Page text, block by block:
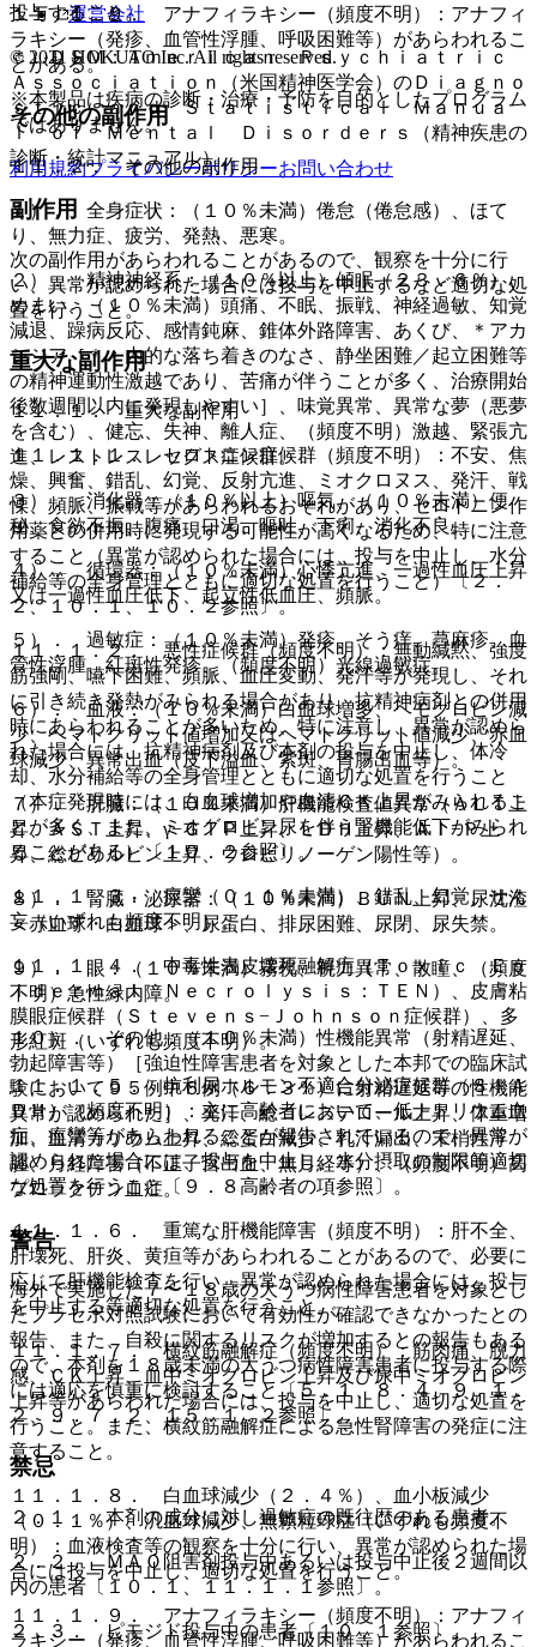
１１．１．９． アナフィラキシー（頻度不明）：アナフィ
ラキシー（発疹、血管性浮腫、呼吸困難等）があらわれるこ
とがある。
その他の副作用
１１．２． その他の副作用
１）． 全身症状：（１０％未満）倦怠（倦怠感）、ほて
り、無力症、疲労、発熱、悪寒。
２）． 精神神経系：（１０％以上）傾眠（２３．６％）、
めまい、（１０％未満）頭痛、不眠、振戦、神経過敏、知覚
減退、躁病反応、感情鈍麻、錐体外路障害、あくび、＊アカ
シジア［＊：内的な落ち着きのなさ、静坐困難／起立困難等
の精神運動性激越であり、苦痛が伴うことが多く、治療開始
後数週間以内に発現しやすい］、味覚異常、異常な夢（悪夢
を含む）、健忘、失神、離人症、（頻度不明）激越、緊張亢
進、レストレスレッグス症候群。
３）． 消化器：（１０％以上）嘔気、（１０％未満）便
秘、食欲不振、腹痛、口渇、嘔吐、下痢、消化不良。
４）． 循環器：（１０％未満）心悸亢進、一過性血圧上昇
又は一過性血圧低下、起立性低血圧、頻脈。
５）． 過敏症：（１０％未満）発疹、そう痒、蕁麻疹、血
管性浮腫、紅斑性発疹、（頻度不明）光線過敏症。
６）． 血液：（１０％未満）白血球増多、ヘモグロビン減
少、ヘマトクリット値増加又はヘマトクリット値減少、赤血
球減少、異常出血（皮下溢血、紫斑、胃腸出血等）。
７）． 肝臓：（１０％未満）肝機能検査値異常（ＡＬＴ上
昇、ＡＳＴ上昇、γ−ＧＴＰ上昇、ＬＤＨ上昇、Ａｌ−Ｐ上
昇、総ビリルビン上昇、ウロビリノーゲン陽性等）。
８）． 腎臓・泌尿器：（１０％未満）ＢＵＮ上昇、尿沈渣
＜赤血球・白血球＞、尿蛋白、排尿困難、尿閉、尿失禁。
９）． 眼：（１０％未満）霧視、視力異常、散瞳、（頻度
不明）急性緑内障。
１０）． その他：（１０％未満）性機能異常（射精遅延、
勃起障害等）［強迫性障害患者を対象とした本邦での臨床試
験において９５例中６例（６．３％）に射精遅延等の性機能
異常が認められた］、発汗、総コレステロール上昇、体重増
加、血清カリウム上昇、総蛋白減少、乳汁漏出、末梢性浮
腫、月経障害（不正子宮出血、無月経等）、（頻度不明）高
プロラクチン血症。
警告
海外で実施した７〜１８歳の大うつ病性障害患者を対象とし
たプラセボ対照試験において有効性が確認できなかったとの
報告、また、自殺に関するリスクが増加するとの報告もある
ので、本剤を１８歳未満の大うつ病性障害患者に投与する際
には適応を慎重に検討すること〔５．１、８．４、９．１．
２、９．７．２、１５．１．２参照〕。
禁忌
２．１． 本剤の成分に対し過敏症の既往歴のある患者。
２．２． ＭＡＯ阻害剤投与中あるいは投与中止後２週間以
内の患者〔１０．１、１１．１．１参照〕。
２．３． ピモジド投与中の患者〔１０．１参照〕。
投与すること。
＊）ＤＳＭ：Ａｍｅｒｉｃａｎ Ｐｓｙｃｈｉａｔｒｉｃ
Ａｓｓｏｃｉａｔｉｏｎ（米国精神医学会）のＤｉａｇｎｏ
ｓｔｉｃ ａｎｄ Ｓｔａｔｉｓｔｉｃａｌ Ｍａｎｕａ
ｌ ｏｆ Ｍｅｎｔａｌ Ｄｉｓｏｒｄｅｒｓ（精神疾患の
診断・統計マニュアル）。
副作用
次の副作用があらわれることがあるので、観察を十分に行
い、異常が認められた場合には投与を中止するなど適切な処
置を行うこと。
重大な副作用
１１．１． 重大な副作用
１１．１．１． セロトニン症候群（頻度不明）：不安、焦
燥、興奮、錯乱、幻覚、反射亢進、ミオクロヌス、発汗、戦
慄、頻脈、振戦等があらわれるおそれがあり、セロトニン作
用薬との併用時に発現する可能性が高くなるため、特に注意
すること（異常が認められた場合には、投与を中止し、水分
補給等の全身管理とともに適切な処置を行うこと）〔２．
２、１０．１、１０．２参照〕。
１１．１．２． 悪性症候群（頻度不明）：無動緘黙、強度
筋強剛、嚥下困難、頻脈、血圧変動、発汗等が発現し、それ
に引き続き発熱がみられる場合があり、抗精神病剤との併用
時にあらわれることが多いため、特に注意し、異常が認めら
れた場合には、抗精神病剤及び本剤の投与を中止し、体冷
却、水分補給等の全身管理とともに適切な処置を行うこと
（本症発現時には、白血球増加や血清ＣＫ上昇がみられるこ
とが多く、また、ミオグロビン尿を伴う腎機能低下がみられ
ることがある）〔１０．２参照〕。
１１．１．３． 痙攣（０．１％未満）、錯乱、幻覚、せん
妄（いずれも頻度不明）。
１１．１．４． 中毒性表皮壊死融解症（Ｔｏｘｉｃ Ｅｐ
ｉｄｅｒｍａｌ Ｎｅｃｒｏｌｙｓｉｓ：ＴＥＮ）、皮膚粘
膜眼症候群（Ｓｔｅｖｅｎｓ−Ｊｏｈｎｓｏｎ症候群）、多
形紅斑（いずれも頻度不明）。
１１．１．５． 抗利尿ホルモン不適合分泌症候群（ＳＩＡ
ＤＨ）（頻度不明）：主に高齢者において、低ナトリウム血
症、痙攣等があらわれることが報告されているので、異常が
認められた場合には、投与を中止し、水分摂取の制限等適切
な処置を行うこと〔９．８高齢者の項参照〕。
１１．１．６． 重篤な肝機能障害（頻度不明）：肝不全、
肝壊死、肝炎、黄疸等があらわれることがあるので、必要に
応じて肝機能検査を行い、異常が認められた場合には、投与
を中止する等適切な処置を行うこと。
１１．１．７． 横紋筋融解症（頻度不明）：筋肉痛、脱力
感、ＣＫ上昇、血中ミオグロビン上昇及び尿中ミオグロビン
上昇等があらわれた場合には、投与を中止し、適切な処置を
行うこと。また、横紋筋融解症による急性腎障害の発症に注
意すること。
１１．１．８． 白血球減少（２．４％）、血小板減少
（０．１％）、汎血球減少、無顆粒球症（いずれも頻度不
明）：血液検査等の観察を十分に行い、異常が認められた場
合には投与を中止し、適切な処置を行うこと。
１１．１．９． アナフィラキシー（頻度不明）：アナフィ
ラキシー（発疹、血管性浮腫、呼吸困難等）があらわれるこ
運営会社
© 2021 HOKUTO Inc. All rights reserved.
※本製品は疾病の診断・治療・予防を目的としたプログラム
ではありません。
利用規約プライバシーポリシーお問い合わせ